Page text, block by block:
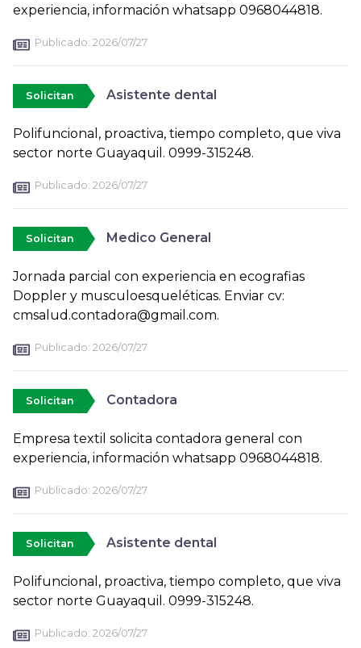
experiencia, información whatsapp 0968044818.
Publicado: 2026/07/27
Solicitan Asistente dental
Polifuncional, proactiva, tiempo completo, que viva
sector norte Guayaquil. 0999-315248.
Publicado: 2026/07/27
Solicitan Medico General
Jornada parcial con experiencia en ecografias
Doppler y musculoesqueléticas. Enviar cv:
cmsalud.contadora@gmail.com.
Publicado: 2026/07/27
Solicitan Contadora
Empresa textil solicita contadora general con
experiencia, información whatsapp 0968044818.
Publicado: 2026/07/27
Solicitan Asistente dental
Polifuncional, proactiva, tiempo completo, que viva
sector norte Guayaquil. 0999-315248.
Publicado: 2026/07/27